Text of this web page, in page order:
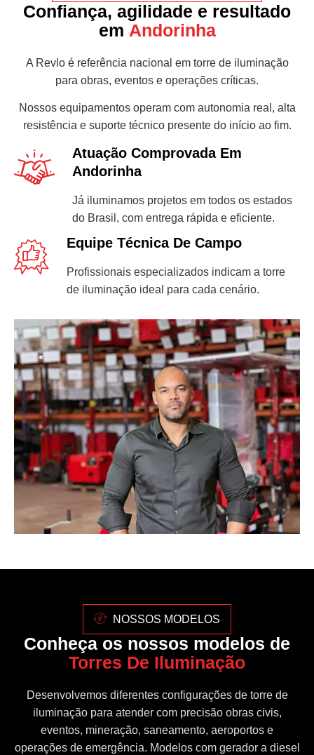
Confiança, agilidade e resultado
em Andorinha
A Revlo é referência nacional em torre de iluminação
para obras, eventos e operações críticas.
Nossos equipamentos operam com autonomia real, alta
resistência e suporte técnico presente do início ao fim.
Atuação Comprovada Em
Andorinha
Já iluminamos projetos em todos os estados
do Brasil, com entrega rápida e eficiente.
Equipe Técnica De Campo
Profissionais especializados indicam a torre
de iluminação ideal para cada cenário.
NOSSOS MODELOS
Conheça os nossos modelos de
Torres De Iluminação
Desenvolvemos diferentes configurações de torre de
iluminação para atender com precisão obras civis,
eventos, mineração, saneamento, aeroportos e
operações de emergência. Modelos com gerador a diesel